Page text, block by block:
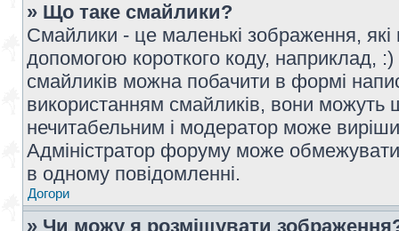
» Що таке смайлики?
Смайлики - це маленькі зображення, які
допомогою короткого коду, наприклад,
смайликів можна побачити в формі
використанням смайликів, вони
нечитабельним і модератор може
Адміністратор форуму може обмежувати
в одному повідомленні.
Догори
» Чи можу я розміщувати